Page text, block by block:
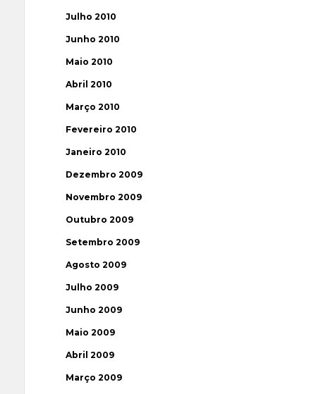
Julho 2010
Junho 2010
Maio 2010
Abril 2010
Março 2010
Fevereiro 2010
Janeiro 2010
Dezembro 2009
Novembro 2009
Outubro 2009
Setembro 2009
Agosto 2009
Julho 2009
Junho 2009
Maio 2009
Abril 2009
Março 2009